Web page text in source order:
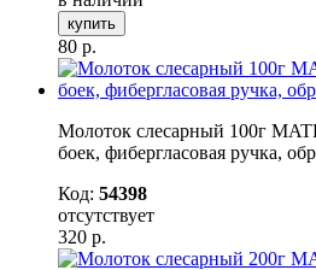
купить
80 р.
Молоток слесарный 100г
боек, фибергласовая ручка,
Код: 54398
отсутствует
320 р.